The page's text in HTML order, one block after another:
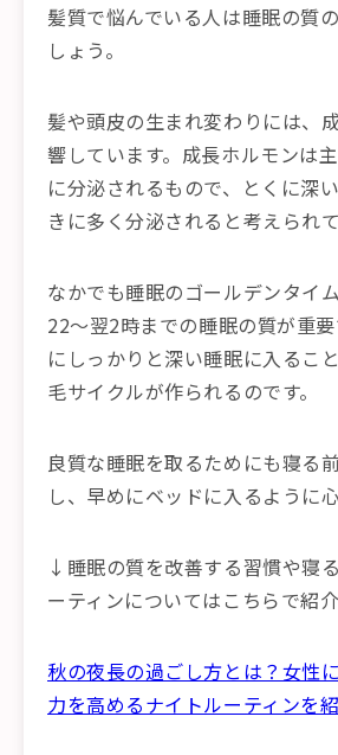
髪質で悩んでいる人は睡眠の質
しょう。
髪や頭皮の生まれ変わりには、
響しています。成長ホルモンは
に分泌されるもので、とくに深
きに多く分泌されると考えられて
なかでも睡眠のゴールデンタイム
22〜翌2時までの睡眠の質が重
にしっかりと深い睡眠に入るこ
毛サイクルが作られるのです。
良質な睡眠を取るためにも寝る
し、早めにベッドに入るように
↓睡眠の質を改善する習慣や寝
ーティンについてはこちらで紹
秋の夜長の過ごし方とは？女性
力を高めるナイトルーティンを紹